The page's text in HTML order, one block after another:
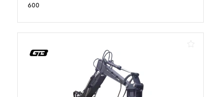
Оборудование для доводки концентрата
600